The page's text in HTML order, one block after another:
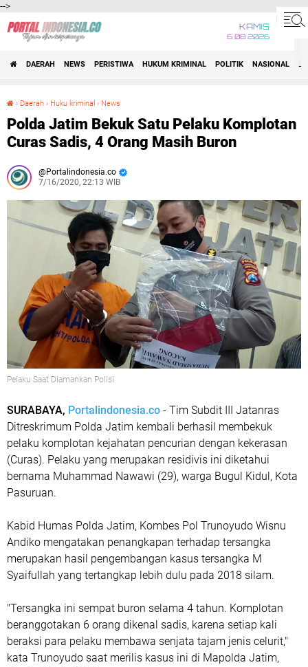
-->
KAMIS
6 08 2026
DAERAH NEWS PERISTIWA HUKUM KRIMINAL POLITIK NASIONAL
› Daerah › Huku kriminal › News
Polda Jatim Bekuk Satu Pelaku Komplotan
Curas Sadis, 4 Orang Masih Buron
Portalindonesia.co
7/16/2020, 22:13 WIB
Pelaku Saat Diamankan Polisi
SURABAYA, Portalindonesia.co - Tim Subdit III Jatanras
Ditreskrimum Polda Jatim kembali berhasil membekuk
pelaku komplotan kejahatan pencurian dengan kekerasan
(Curas). Pelaku yang merupakan residivis ini diketahui
bernama Muhammad Nawawi (29), warga Bugul Kidul, Kota
Pasuruan.
Kabid Humas Polda Jatim, Kombes Pol Trunoyudo Wisnu
Andiko mengatakan penangkapan terhadap tersangka
merupakan hasil pengembangan kasus tersangka M
Syaifullah yang tertangkap lebih dulu pada 2018 silam.
"Tersangka ini sempat buron selama 4 tahun. Komplotan
beranggotakan 6 orang dikenal sadis, karena setiap kali
beraksi para pelaku membawa senjata tajam jenis celurit,"
kata Trunoyudo saat merilis kasus ini di Mapolda Jatim,